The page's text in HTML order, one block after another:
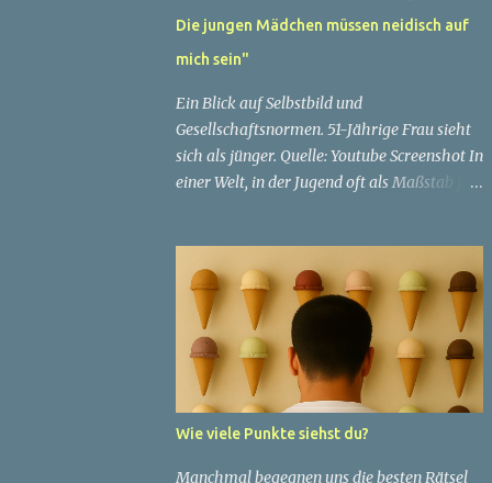
Die jungen Mädchen müssen neidisch auf
mich sein"
Ein Blick auf Selbstbild und
Gesellschaftsnormen. 51-Jährige Frau sieht
sich als jünger. Quelle: Youtube Screenshot In
einer Welt, in der Jugend oft als Maßstab für
bewahren. Aber was passiert, wenn jemand
sein eigenes Alter anders wahrnimmt als die
Gesellschaft es tut? Treten dann Selbstbild
und Realität in Konflikt? Ein faszinierendes
Beispiel für diese Diskrepanz ist die
Geschichte einer 51-jährigen Frau, deren
Überzeugung von ihrem Aussehen sie dazu
bringt, sich jünger zu fühlen, als die
Wie viele Punkte siehst du?
Manchmal begegnen uns die besten Rätsel